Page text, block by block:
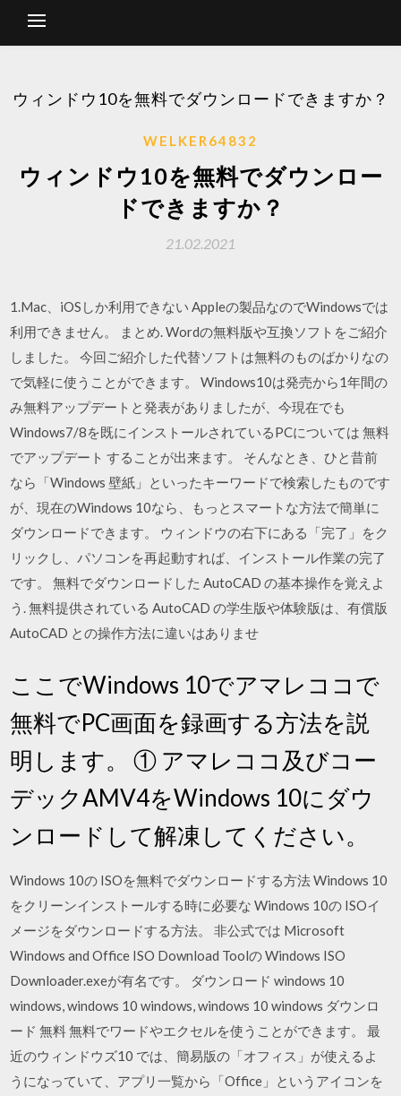
ウィンドウ10を無料でダウンロードできますか？
WELKER64832
ウィンドウ10を無料でダウンロー
ドできますか？
21.02.2021
1.Mac、iOSしか利用できない Appleの製品なのでWindowsでは
利用できません。 まとめ. Wordの無料版や互換ソフトをご紹介
しました。 今回ご紹介した代替ソフトは無料のものばかりなの
で気軽に使うことができます。 Windows10は発売から1年間の
み無料アップデートと発表がありましたが、今現在でも
Windows7/8を既にインストールされているPCについては 無料
でアップデート することが出来ます。 そんなとき、ひと昔前
なら「Windows 壁紙」といったキーワードで検索したものです
が、現在のWindows 10なら、もっとスマートな方法で簡単に
ダウンロードできます。 ウィンドウの右下にある「完了」をク
リックし、パソコンを再起動すれば、インストール作業の完了
です。 無料でダウンロードした AutoCAD の基本操作を覚えよ
う. 無料提供されている AutoCAD の学生版や体験版は、有償版
AutoCAD との操作方法に違いはありませ
ここでWindows 10でアマレココで
無料でPC画面を録画する方法を説
明します。 ① アマレココ及びコー
デックAMV4をWindows 10にダウ
ンロードして解凍してください。
Windows 10の ISOを無料でダウンロードする方法 Windows 10
をクリーンインストールする時に必要な Windows 10の ISOイ
メージをダウンロードする方法。 非公式では Microsoft
Windows and Office ISO Download Toolの Windows ISO
Downloader.exeが有名です。 ダウンロード windows 10
windows, windows 10 windows, windows 10 windows ダウンロ
ード 無料 無料でワードやエクセルを使うことができます。 最
近のウィンドウズ10 では、簡易版の「オフィス」が使えるよ
うになっていて、アプリ一覧から「Office」というアイコンを